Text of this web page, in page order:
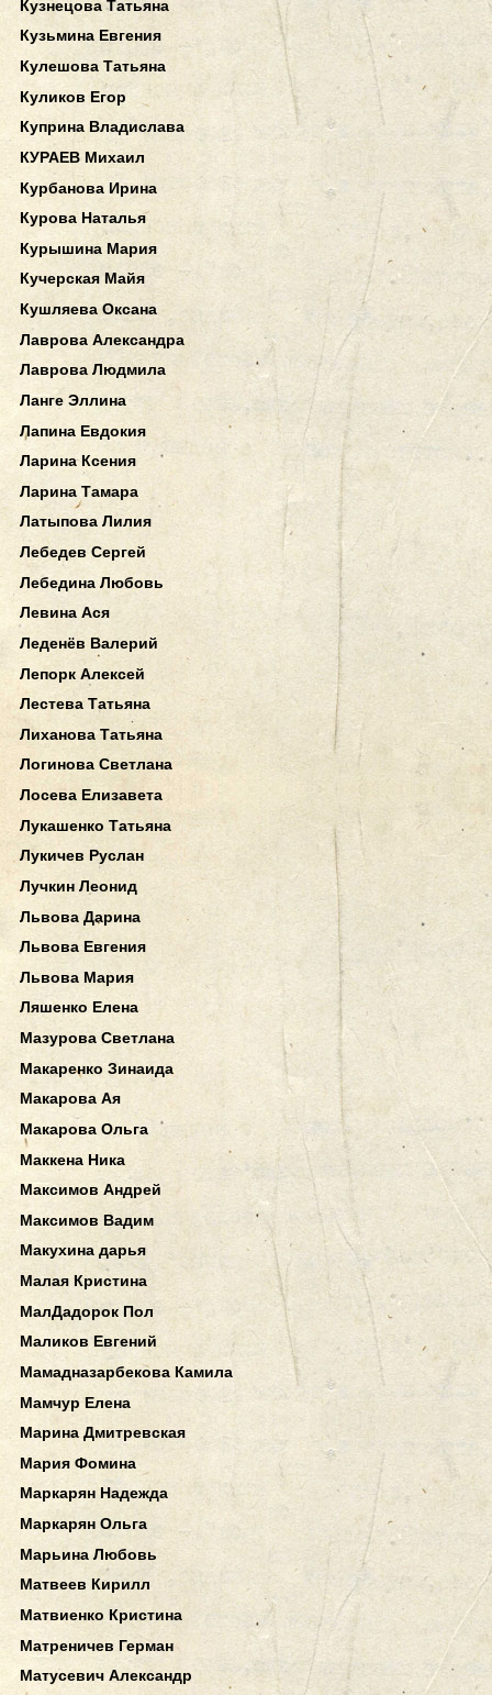
Кузнецова Татьяна
Кузьмина Евгения
Кулешова Татьяна
Куликов Егор
Куприна Владислава
КУРАЕВ Михаил
Курбанова Ирина
Курова Наталья
Курышина Мария
Кучерская Майя
Кушляева Оксана
Лаврова Александра
Лаврова Людмила
Ланге Эллина
Лапина Евдокия
Ларина Ксения
Ларина Тамара
Латыпова Лилия
Лебедев Сергей
Лебедина Любовь
Левина Ася
Леденёв Валерий
Лепорк Алексей
Лестева Татьяна
Лиханова Татьяна
Логинова Светлана
Лосева Елизавета
Лукашенко Татьяна
Лукичев Руслан
Лучкин Леонид
Львова Дарина
Львова Евгения
Львова Мария
Ляшенко Елена
Мазурова Светлана
Макаренко Зинаида
Макарова Ая
Макарова Ольга
Маккена Ника
Максимов Андрей
Максимов Вадим
Макухина дарья
Малая Кристина
МалДадорок Пол
Маликов Евгений
Мамадназарбекова Камила
Мамчур Елена
Марина Дмитревская
Мария Фомина
Маркарян Надежда
Маркарян Ольга
Марьина Любовь
Матвеев Кирилл
Матвиенко Кристина
Матреничев Герман
Матусевич Александр